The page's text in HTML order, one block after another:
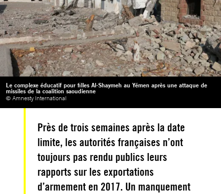
Le complexe éducatif pour filles Al-Shaymeh au Yémen après une attaque de
missiles de la coalition saoudienne
© Amnesty International
Près de trois semaines après la date
limite, les autorités françaises n’ont
toujours pas rendu publics leurs
rapports sur les exportations
d’armement en 2017. Un manquement